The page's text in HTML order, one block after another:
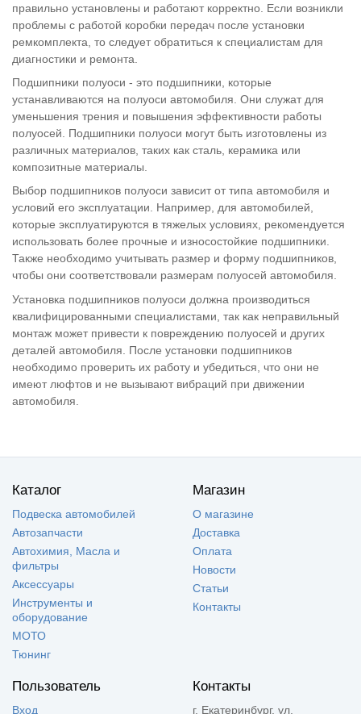
правильно установлены и работают корректно. Если возникли
проблемы с работой коробки передач после установки
ремкомплекта, то следует обратиться к специалистам для
диагностики и ремонта.
Подшипники полуоси - это подшипники, которые
устанавливаются на полуоси автомобиля. Они служат для
уменьшения трения и повышения эффективности работы
полуосей. Подшипники полуоси могут быть изготовлены из
различных материалов, таких как сталь, керамика или
композитные материалы.
Выбор подшипников полуоси зависит от типа автомобиля и
условий его эксплуатации. Например, для автомобилей,
которые эксплуатируются в тяжелых условиях, рекомендуется
использовать более прочные и износостойкие подшипники.
Также необходимо учитывать размер и форму подшипников,
чтобы они соответствовали размерам полуосей автомобиля.
Установка подшипников полуоси должна производиться
квалифицированными специалистами, так как неправильный
монтаж может привести к повреждению полуосей и других
деталей автомобиля. После установки подшипников
необходимо проверить их работу и убедиться, что они не
имеют люфтов и не вызывают вибраций при движении
автомобиля.
Каталог
Подвеска автомобилей
Автозапчасти
Автохимия, Масла и
фильтры
Аксессуары
Инструменты и
оборудование
МОТО
Тюнинг
Магазин
О магазине
Доставка
Оплата
Новости
Статьи
Контакты
Пользователь
Вход
Контакты
г. Екатеринбург, ул.